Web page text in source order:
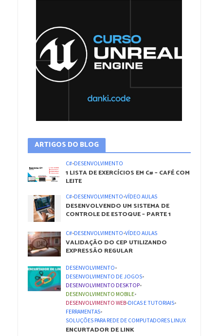
ARTIGOS DO BLOG
C#•DESENVOLVIMENTO
1 LISTA DE EXERCÍCIOS EM C# – CAFÉ COM
LEITE
C#•DESENVOLVIMENTO•VÍDEO AULAS
DESENVOLVENDO UM SISTEMA DE
CONTROLE DE ESTOQUE – PARTE 1
C#•DESENVOLVIMENTO•VÍDEO AULAS
VALIDAÇÃO DO CEP UTILIZANDO
EXPRESSÃO REGULAR
DESENVOLVIMENTO•
DESENVOLVIMENTO DE JOGOS•
DESENVOLVIMENTO DESKTOP•
DESENVOLVIMENTO MOBILE•
DESENVOLVIMENTO WEB•DICAS E TUTORIAIS•
FERRAMENTAS•
SOLUÇÕES PARA REDE DE COMPUTADORES LINUX
ENCURTADOR DE LINK